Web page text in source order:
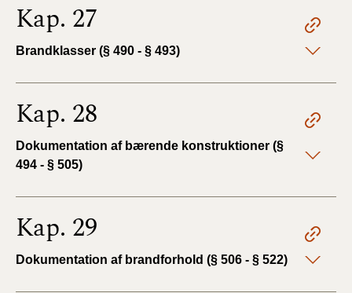
Kap. 27
Brandklasser (§ 490 - § 493)
Kap. 28
Dokumentation af bærende konstruktioner (§
494 - § 505)
Kap. 29
Dokumentation af brandforhold (§ 506 - § 522)